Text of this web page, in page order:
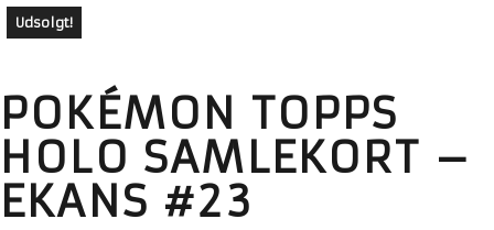
Udsolgt!
POKÉMON TOPPS
HOLO SAMLEKORT –
EKANS #23